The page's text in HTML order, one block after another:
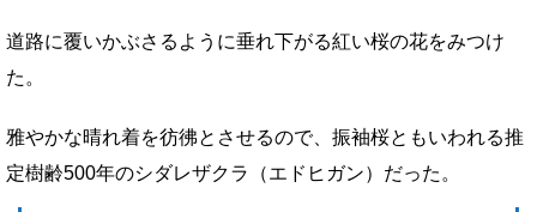
道路に覆いかぶさるように垂れ下がる紅い桜の花をみつけ
た。
雅やかな晴れ着を彷彿とさせるので、振袖桜ともいわれる推
定樹齢500年のシダレザクラ（エドヒガン）だった。